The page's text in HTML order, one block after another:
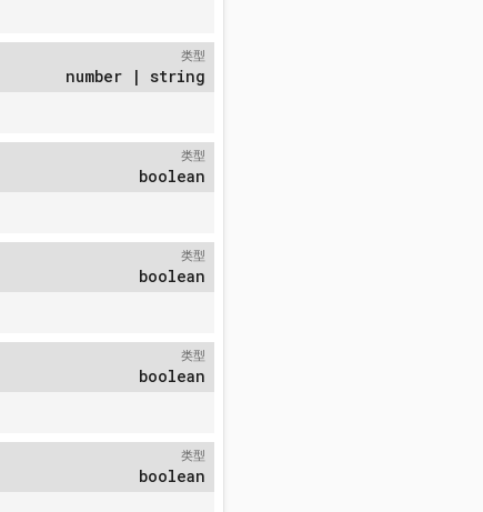
类型
number | string
类型
boolean
类型
boolean
类型
boolean
类型
boolean